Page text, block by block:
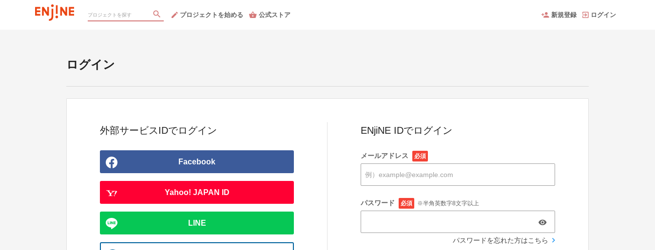
プロジェクトを始める 公式ストア 新規登録 ログイン
ログイン
外部サービスIDでログイン
Facebook
Yahoo! JAPAN ID
LINE
ENjiNE IDでログイン
メールアドレス 必須
パスワード 必須 ※半角英数字8文字以上
パスワードを忘れた方はこちら